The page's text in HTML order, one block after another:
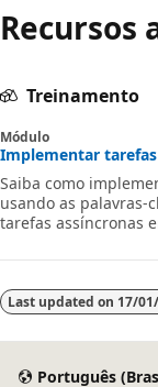
Recursos
Treinamento
Módulo
Implementar
Saiba como
usando as palavras-
tarefas assíncronas
Last updated on 17/
Português